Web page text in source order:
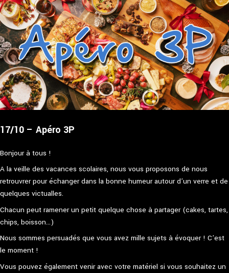
17/10 – Apéro 3P
Bonjour à tous !
A la veille des vacances scolaires, nous vous proposons de nous
retrouvrer pour échanger dans la bonne humeur autour d’un verre et de
quelques victualles.
Chacun peut ramener un petit quelque chose à partager (cakes, tartes,
chips, boisson…)
Nous sommes persuadés que vous avez mille sujets à évoquer ! C’est
le moment !
Vous pouvez également venir avec votre matériel si vous souhaitez un